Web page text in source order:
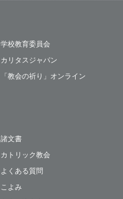
学校教育委員会
カリタスジャパン
「教会の祈り」オンライン
諸文書
カトリック教会
よくある質問
こよみ